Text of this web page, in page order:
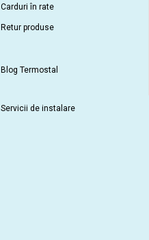
Carduri în rate
Retur produse
Blog Termostal
Servicii de instalare